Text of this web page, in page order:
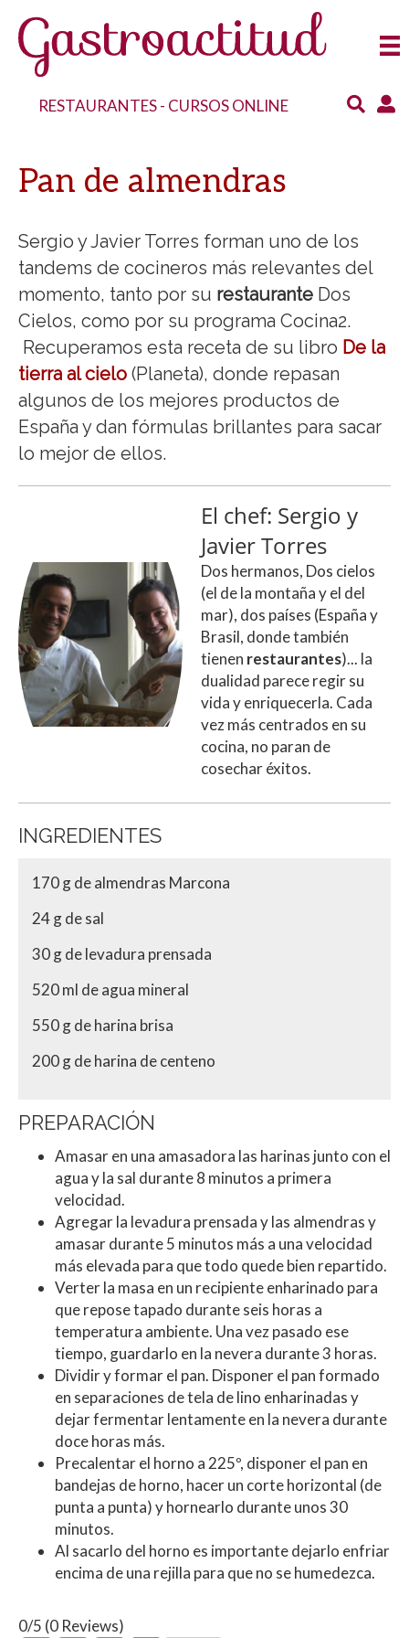
RESTAURANTES- CURSOS ONLINE
Pan de almendras
Sergio y Javier Torres forman uno de los
tandems de cocineros más relevantes del
momento, tanto por su restaurante Dos
Cielos, como por su programa Cocina2.
Recuperamos esta receta de su libro De la
tierra al cielo (Planeta), donde repasan
algunos de los mejores productos de
España y dan fórmulas brillantes para sacar
lo mejor de ellos.
El chef: Sergio y
Javier Torres
Dos hermanos, Dos cielos
(el de la montaña y el del
mar), dos países (España y
Brasil, donde también
tienen restaurantes)... la
dualidad parece regir su
vida y enriquecerla. Cada
vez más centrados en su
cocina, no paran de
cosechar éxitos.
INGREDIENTES
170 g de almendras Marcona
24 g de sal
30 g de levadura prensada
520 ml de agua mineral
550 g de harina brisa
200 g de harina de centeno
PREPARACIÓN
Amasar en una amasadora las harinas junto con el
agua y la sal durante 8 minutos a primera
velocidad.
Agregar la levadura prensada y las almendras y
amasar durante 5 minutos más a una velocidad
más elevada para que todo quede bien repartido.
Verter la masa en un recipiente enharinado para
que repose tapado durante seis horas a
temperatura ambiente. Una vez pasado ese
tiempo, guardarlo en la nevera durante 3 horas.
Dividir y formar el pan. Disponer el pan formado
en separaciones de tela de lino enharinadas y
dejar fermentar lentamente en la nevera durante
doce horas más.
Precalentar el horno a 225º, disponer el pan en
bandejas de horno, hacer un corte horizontal (de
punta a punta) y hornearlo durante unos 30
minutos.
Al sacarlo del horno es importante dejarlo enfriar
encima de una rejilla para que no se humedezca.
0/5 (0 Reviews)